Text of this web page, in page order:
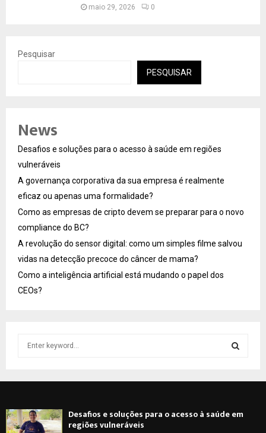
maio 29, 2026 0
Pesquisar
PESQUISAR
News
Desafios e soluções para o acesso à saúde em regiões
vulneráveis
A governança corporativa da sua empresa é realmente
eficaz ou apenas uma formalidade?
Como as empresas de cripto devem se preparar para o novo
compliance do BC?
A revolução do sensor digital: como um simples filme salvou
vidas na detecção precoce do câncer de mama?
Como a inteligência artificial está mudando o papel dos
CEOs?
f
o
A
Desafios e soluções para o acesso à saúde em
regiões vulneráveis